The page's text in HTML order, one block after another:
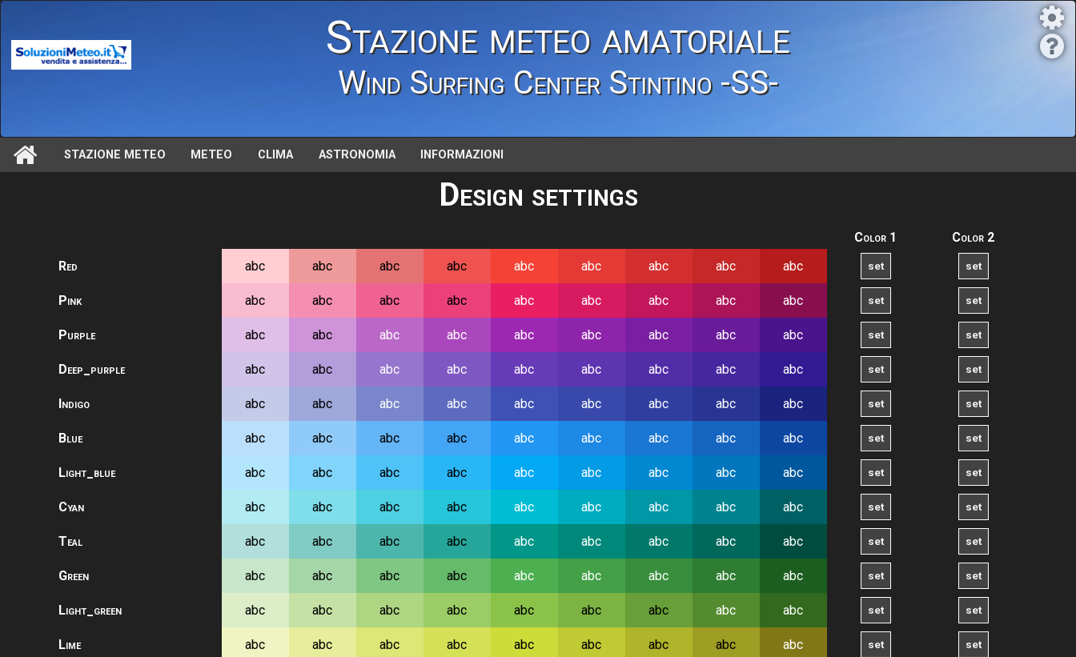
Stazione meteo amatoriale
Wind Surfing Center Stintino -SS-
STAZIONE METEO METEO CLIMA ASTRONOMIA INFORMAZIONI
Design settings
Color 1
Color 2
Red
abc abc abc abc abc abc abc abc abc
Pink abc abc abc abc abc abc abc abc abc
Purple abc abc abc abc abc abc abc abc abc
Deep_purple abc abc abc abc abc abc abc abc abc
Indigo abc abc abc abc abc abc abc abc abc
Blue abc abc abc abc abc abc abc abc abc
Light_blue abc abc abc abc abc abc abc abc abc
Cyan abc abc abc abc abc abc abc abc abc
Teal abc abc abc abc abc abc abc abc abc
Green abc abc abc abc abc abc abc abc abc
Light_green abc abc abc abc abc abc abc abc abc
Lime abc abc abc abc abc abc abc abc abc